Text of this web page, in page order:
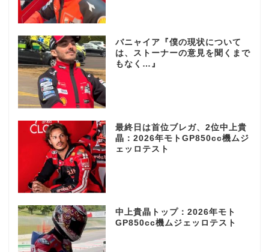
バニャイア『僕の現状について
は、ストーナーの意見を聞くまで
もなく…』
最終日は首位ブレガ、2位中上貴
晶：2026年モトGP850cc機ムジ
ェッロテスト
中上貴晶トップ：2026年モト
GP850cc機ムジェッロテスト